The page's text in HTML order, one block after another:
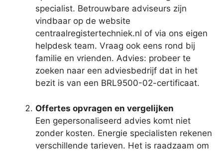
specialist. Betrouwbare adviseurs zijn
vindbaar op de website
centraalregistertechniek.nl of via ons eigen
helpdesk team. Vraag ook eens rond bij
familie en vrienden. Advies: probeer te
zoeken naar een adviesbedrijf dat in het
bezit is van een BRL9500-02-certificaat.
Offertes opvragen en vergelijken
Een gepersonaliseerd advies komt niet
zonder kosten. Energie specialisten rekenen
verschillende tarieven. Het is raadzaam om